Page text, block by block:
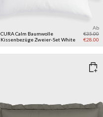
CURA Calm Baumwolle
Kissenbezüge Zweier-SetWhite
Ab
€35.00
€28.00